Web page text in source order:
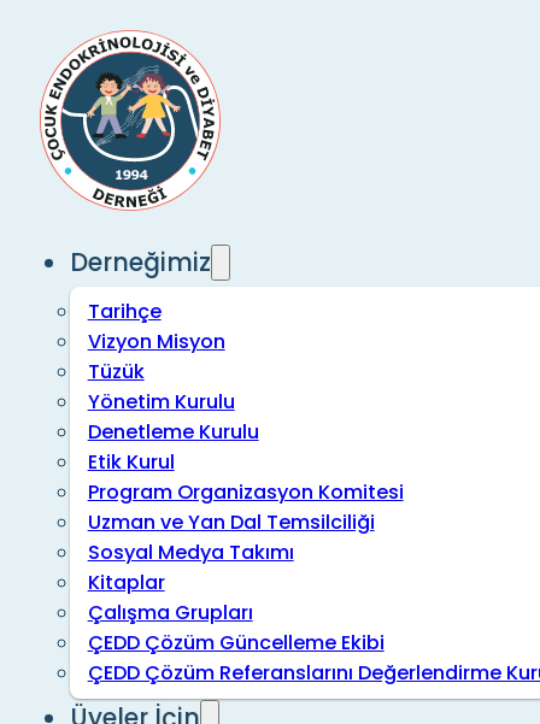
Derneğimiz
Tarihçe
Vizyon Misyon
Tüzük
Yönetim Kurulu
Denetleme Kurulu
Etik Kurul
Program Organizasyon Komitesi
Uzman ve Yan Dal Temsilciliği
Sosyal Medya Takımı
Kitaplar
Çalışma Grupları
ÇEDD Çözüm Güncelleme Ekibi
ÇEDD Çözüm Referanslarını Değerlendirme